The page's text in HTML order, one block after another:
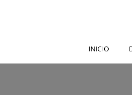
INICIO